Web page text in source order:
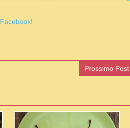
Facebook!
Prossimo Post